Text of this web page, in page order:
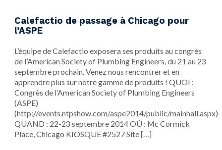
Calefactio de passage à Chicago pour
l’ASPE
​L’équipe de Calefactio exposera ses produits au congrès
de l’American Society of Plumbing Engineers, du 21 au 23
septembre prochain. Venez nous rencontrer et en
apprendre plus sur notre gamme de produits ! QUOI :
Congrès de l’American Society of Plumbing Engineers
(ASPE)
(http://events.ntpshow.com/aspe2014/public/mainhall.aspx)
QUAND : 22-23 septembre 2014 OÙ : Mc Cormick
Place, Chicago KIOSQUE #2527 Site […]